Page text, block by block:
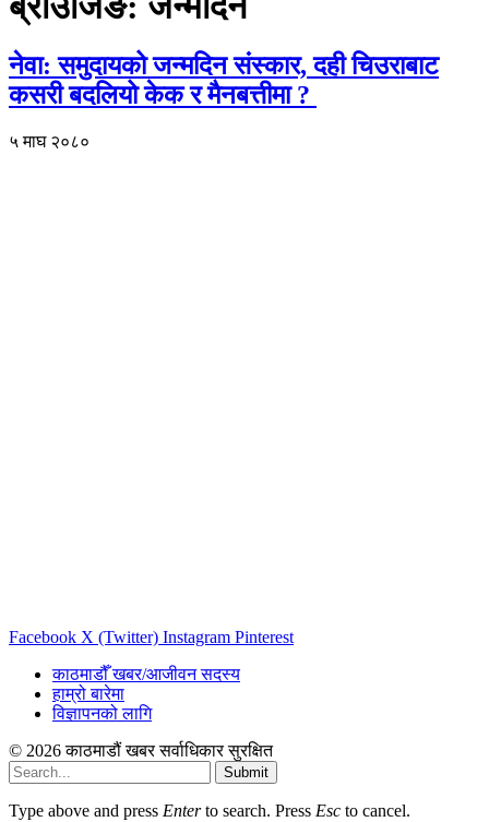
नेवा: समुदायको जन्मदिन संस्कार, दही चिउराबाट
कसरी बदलियो केक र मैनबत्तीमा ?
५ माघ २०८०
Facebook X (Twitter) Instagram Pinterest
काठमाडौँ खबर/आजीवन सदस्य
हाम्रो बारेमा
विज्ञापनको लागि
© 2026 काठमाडौं खबर सर्वाधिकार सुरक्षित
Submit
Type above and press Enterto search. Press Esc to cancel.